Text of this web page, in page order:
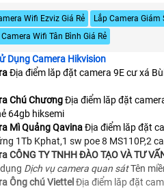
Wifi Ezviz Giá Rẻ Lắp Camera
Camera Wifi Tân Bình Giá Rẻ
Dụng Camera Hikvision
Địa điểm lăp đặt camera 9E cư xá
Chú ChươngĐịa điểm lăp đặt
64gb hiksemi
Mì Quảng QavinaĐịa điểm lăp đặt
1Tb Kphat,1 sw poe 8 MS110P,2
CÔNG TY TNHH ĐÀO TẠO VÀ TƯ
Dịch vụ camera quan sátTên
Ông chú Viettel Địa điểm lăp đặt